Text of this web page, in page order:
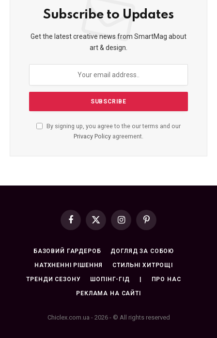
Subscribe to Updates
Get the latest creative news from SmartMag about
art & design.
By signing up, you agree to the our terms and our
Privacy Policy agreement.
Facebook
X
InstagramPinterest
БАЗОВИЙ ГАРДЕРОБ ДОГЛЯД ЗА СОБОЮ
НАТХНЕННІ РІШЕННЯ СТИЛЬНІ ХИТРОЩІ
ТРЕНДИ СЕЗОНУ ШОПІНГ-ГІД | ПРО НАС
РЕКЛАМА НА САЙТІ
Chiclex.com.ua - 2026 - © All rights reserved